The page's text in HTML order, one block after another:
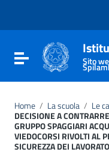
Vai al footer
Attiva / disattiva la
Sito
Home / La scuola / Le
DECISIONE A
GRUPPO SPAGGIARI
VIEDOCORSI RIVOLTI AL
SICUREZZA DEI